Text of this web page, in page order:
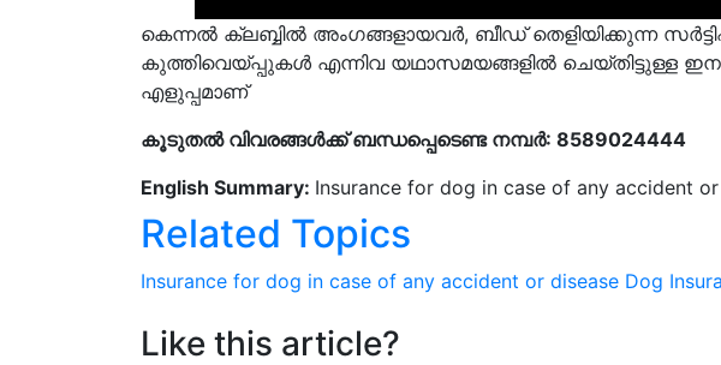
കെന്നൽ ക്ലബ്ബിൽ അംഗങ്ങളായവർ, ബീഡ് തെളിയിക്കുന്ന
കുത്തിവെയ്പ്പുകൾ എന്നിവ യഥാസമയങ്ങളിൽ ചെയ്തിട്ടുള്ള
എളുപ്പമാണ്
കൂടുതൽ വിവരങ്ങൾക്ക് ബന്ധപ്പെടെണ്ട നമ്പർ: 8589024444
English Summary: Insurance for dog in case of any accident
Related Topics
Insurance for dog in case of any accident or disease Dog
Like this article?